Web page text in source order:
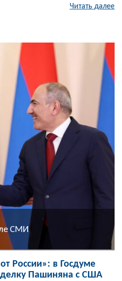
Читать далее
СМИ
России»: в Госдуме
Пашиняна с США